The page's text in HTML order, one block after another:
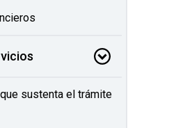
sustenta el trámite